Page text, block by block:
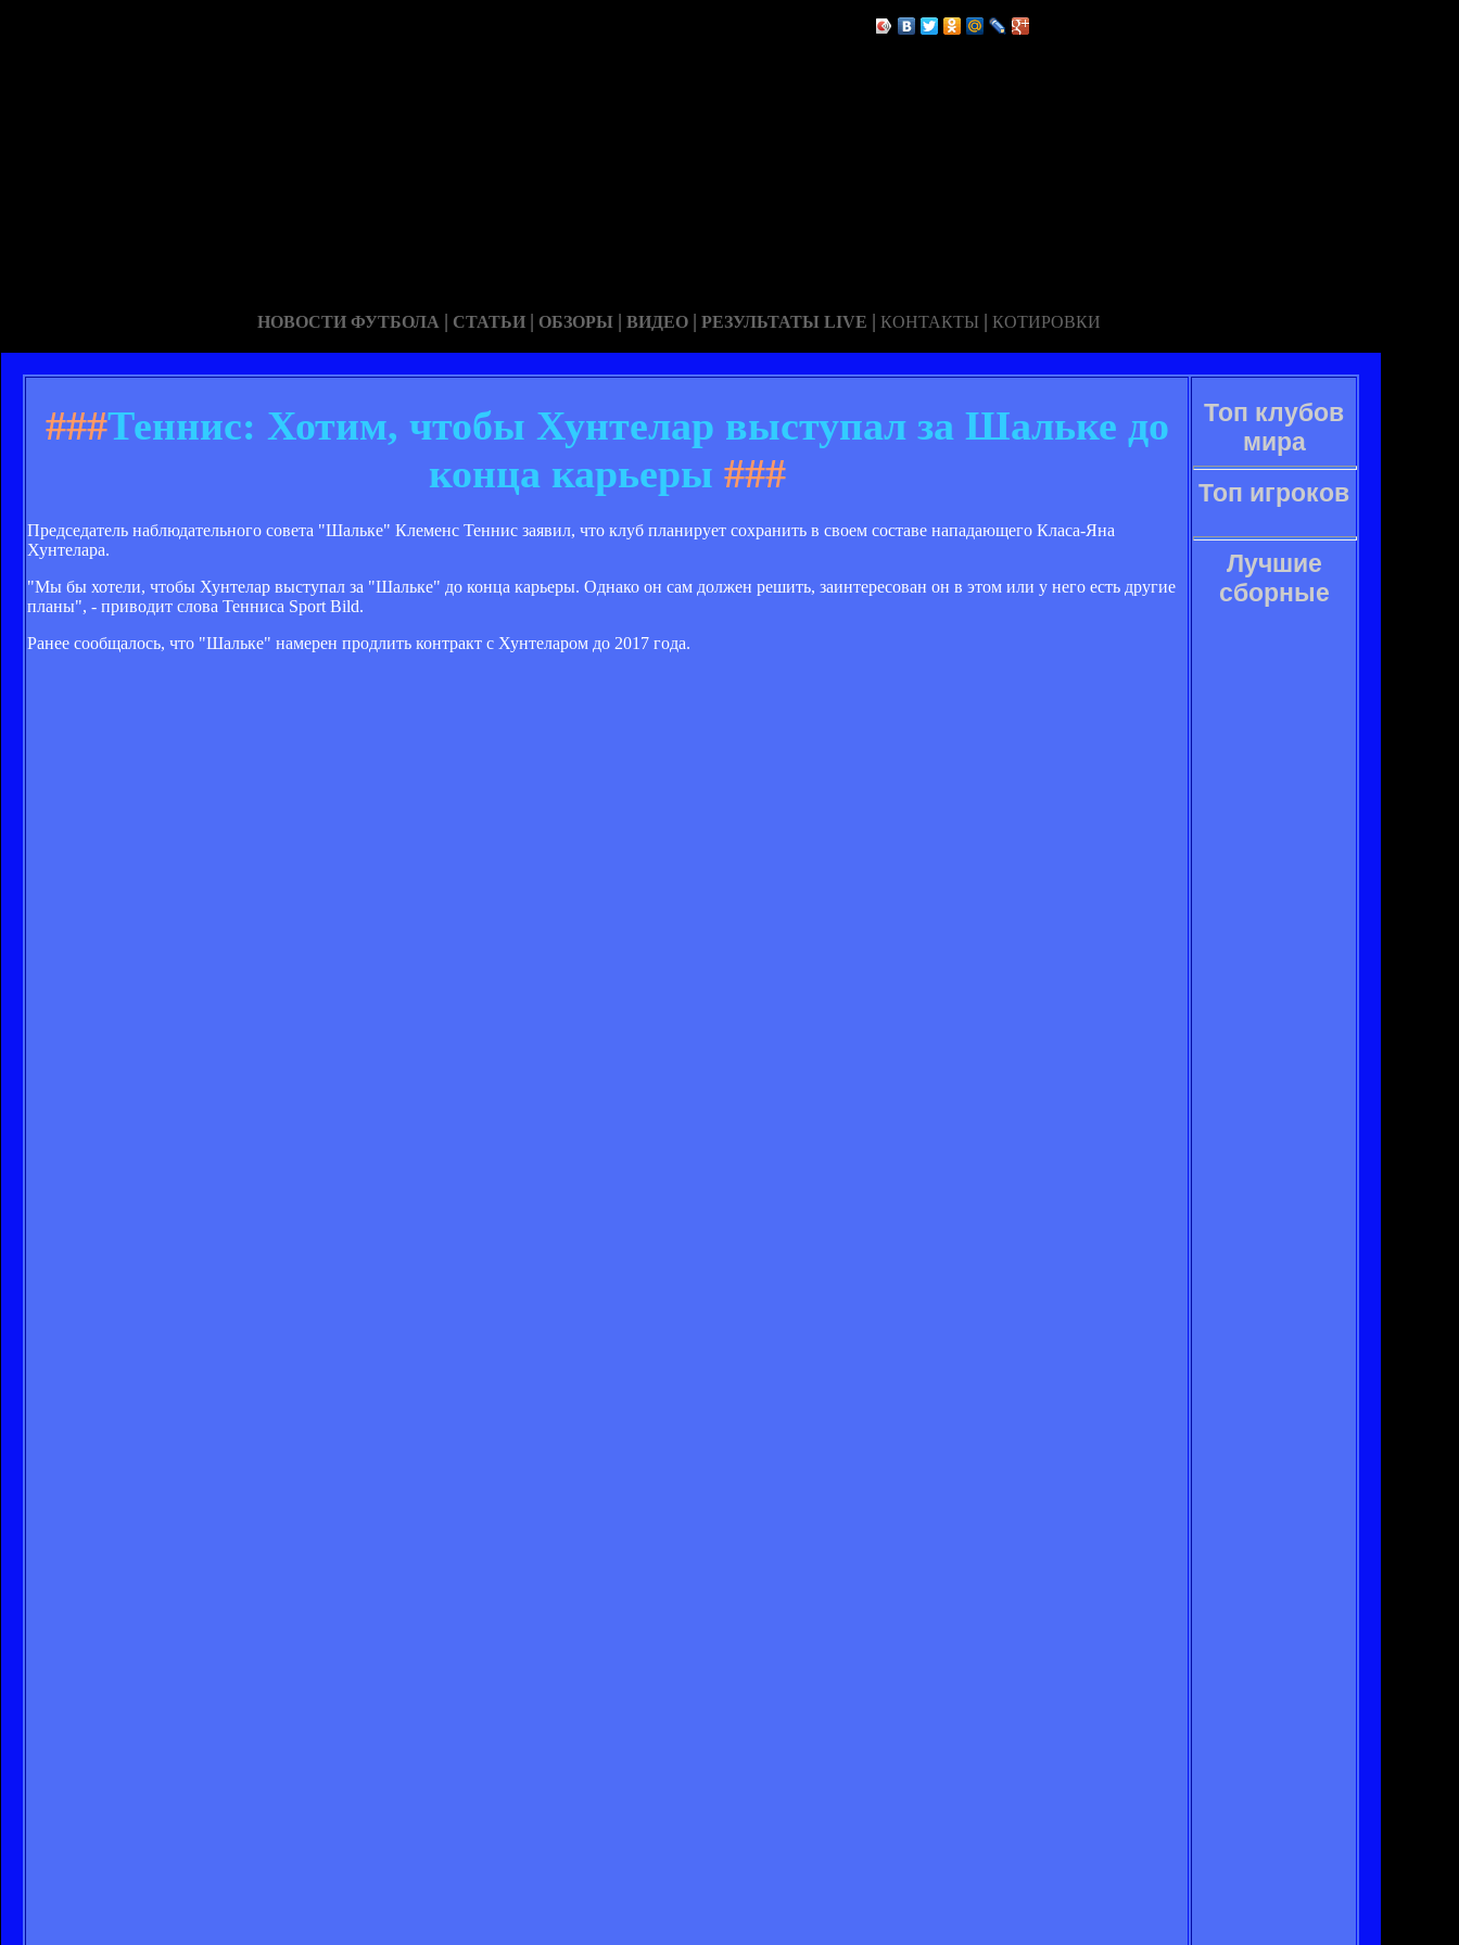
НОВОСТИ ФУТБОЛА | СТАТЬИ | ОБЗОРЫ | ВИДЕО | РЕЗУЛЬТАТЫ LIVE | КОНТАКТЫ | КОТИРОВКИ
###Теннис: Хотим, чтобы Хунтелар выступал за Шальке до
конца карьеры ###
Председатель наблюдательного совета "Шальке" Клеменс Теннис заявил, что клуб планирует сохранить в своем составе нападающего Класа-Яна
Хунтелара.
"Мы бы хотели, чтобы Хунтелар выступал за "Шальке" до конца карьеры. Однако он сам должен решить, заинтересован он в этом или у него есть другие
планы", - приводит слова Тенниса Sport Bild.
Ранее сообщалось, что "Шальке" намерен продлить контракт с Хунтеларом до 2017 года.
Топ клубов
мира
Топ игроков
Лучшие
сборные